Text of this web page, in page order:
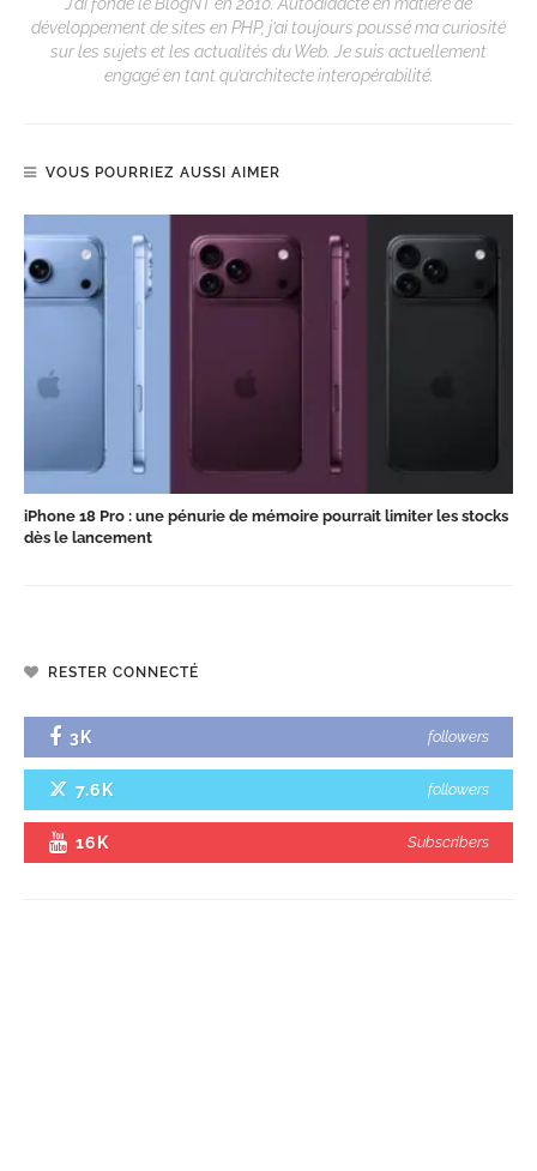
développement de sites en PHP, j’ai toujours poussé ma curiosité
sur les sujets et les actualités du Web. Je suis actuellement
engagé en tant qu’architecte interopérabilité.
VOUS POURRIEZ AUSSI AIMER
iPhone 18 Pro : une pénurie de mémoire pourrait limiter les stocks
dès le lancement
RESTER CONNECTÉ
3K followers
7.6K followers
16K Subscribers